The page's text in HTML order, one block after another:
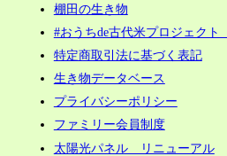
棚田の生き物
#おうちde古代米プロジェク
特定商取引法に基づく表記
生き物データベース
プライバシーポリシー
ファミリー会員制度
太陽光パネル リニューアル